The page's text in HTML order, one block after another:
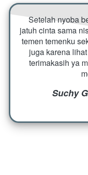
Setelah nyoba
jatuh cinta sama
temen temenku
juga karena
terimakasih ya
Suchy